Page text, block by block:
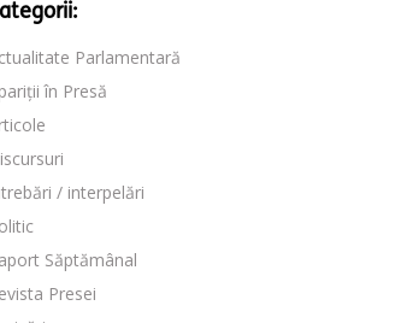
Parlamentară
în Presă
/ interpelări
Săptămânal
Presei